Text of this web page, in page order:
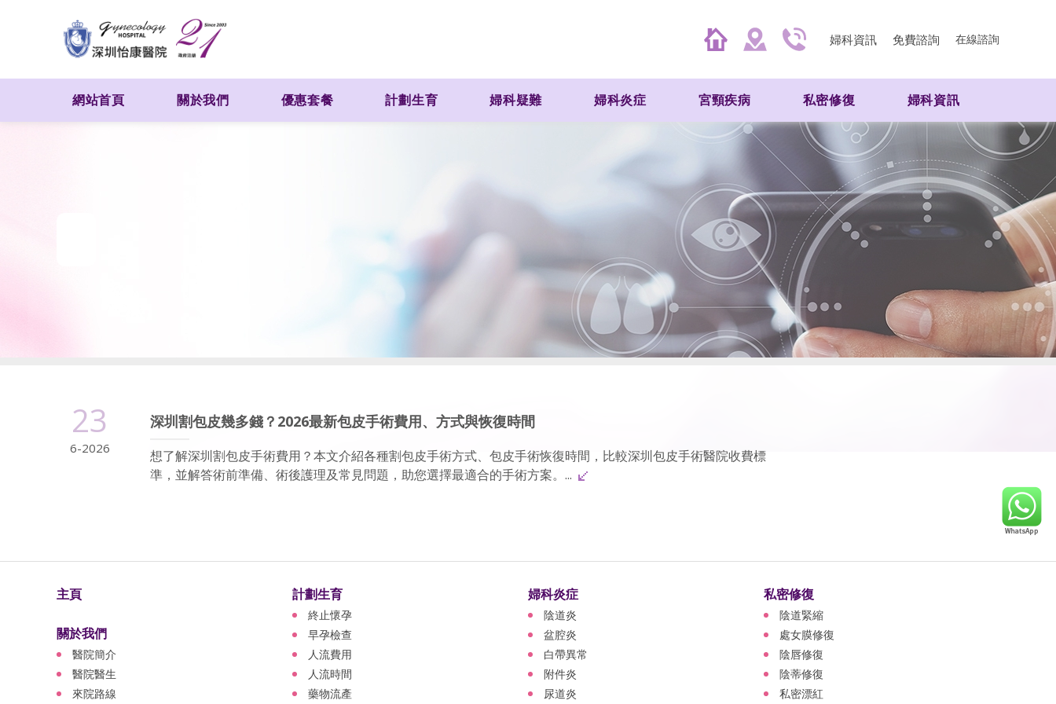
婦科資訊 免費諮詢 在線諮詢
網站首頁 關於我們 優惠套餐 計劃生育 婦科疑難 婦科炎症 宮頸疾病 私密修復 婦科資訊
23
6-2026
深圳割包皮幾多錢？2026最新包皮手術費用、方式與恢復時間
想了解深圳割包皮手術費用？本文介紹各種割包皮手術方式、包皮手術恢復時間，比較深圳包皮手術醫院收費標
準，並解答術前準備、術後護理及常見問題，助您選擇最適合的手術方案。...
主頁
關於我們
醫院簡介
醫院醫生
來院路線
計劃生育
終止懷孕
早孕檢查
人流費用
人流時間
藥物流產
婦科炎症
陰道炎
盆腔炎
白帶異常
附件炎
尿道炎
私密修復
陰道緊縮
處女膜修復
陰唇修復
陰蒂修復
私密漂紅